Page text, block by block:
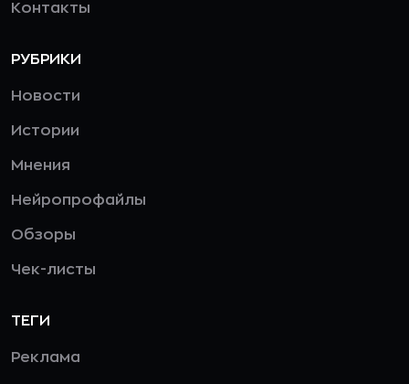
Контакты
РУБРИКИ
Новости
Истории
Мнения
Нейропрофайлы
Обзоры
Чек-листы
ТЕГИ
Реклама